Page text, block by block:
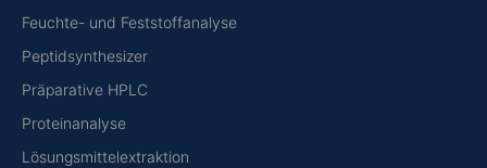
Feuchte- und Feststoffanalyse
Peptidsynthesizer
Präparative HPLC
Proteinanalyse
Lösungsmittelextraktion